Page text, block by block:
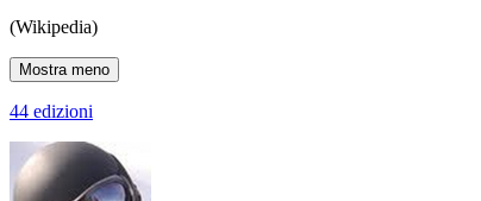
(Wikipedia)
Mostra meno
44 edizioni